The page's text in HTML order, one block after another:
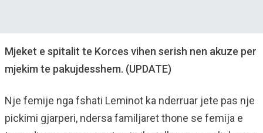
Mjeket e spitalit te Korces vihen serish nen akuze per
mjekim te pakujdesshem. (UPDATE)
Nje femije nga fshati Leminot ka nderruar jete pas nje
pickimi gjarperi, ndersa familjaret thone se femija e